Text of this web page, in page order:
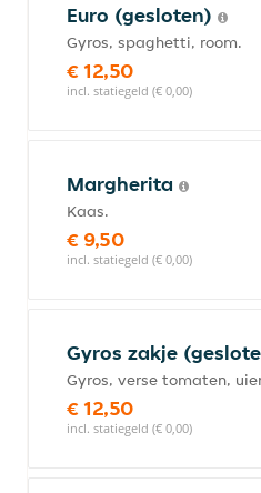
Euro (gesloten)
Gyros, spaghetti, room.
€ 12,50
incl. statiegeld (€ 0,00)
Margherita
Kaas.
€ 9,50
incl. statiegeld (€ 0,00)
Gyros zakje
Gyros, verse tomaten,
€ 12,50
incl. statiegeld (€ 0,00)